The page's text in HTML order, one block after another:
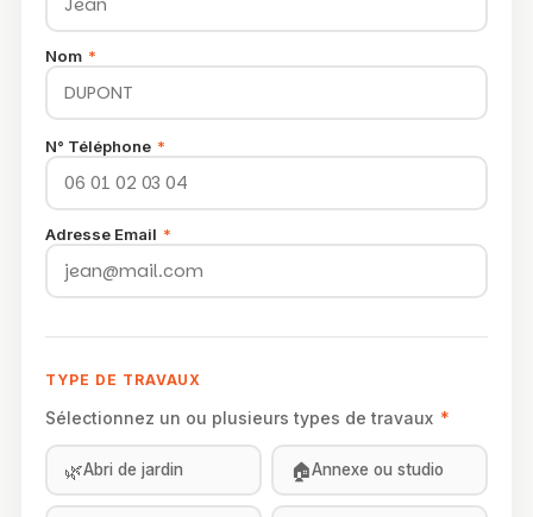
Nom *
N° Téléphone *
Adresse Email *
TYPE DE TRAVAUX
Sélectionnez un ou plusieurs types de travaux *
🌿Abri de jardin 🏠Annexe ou studio